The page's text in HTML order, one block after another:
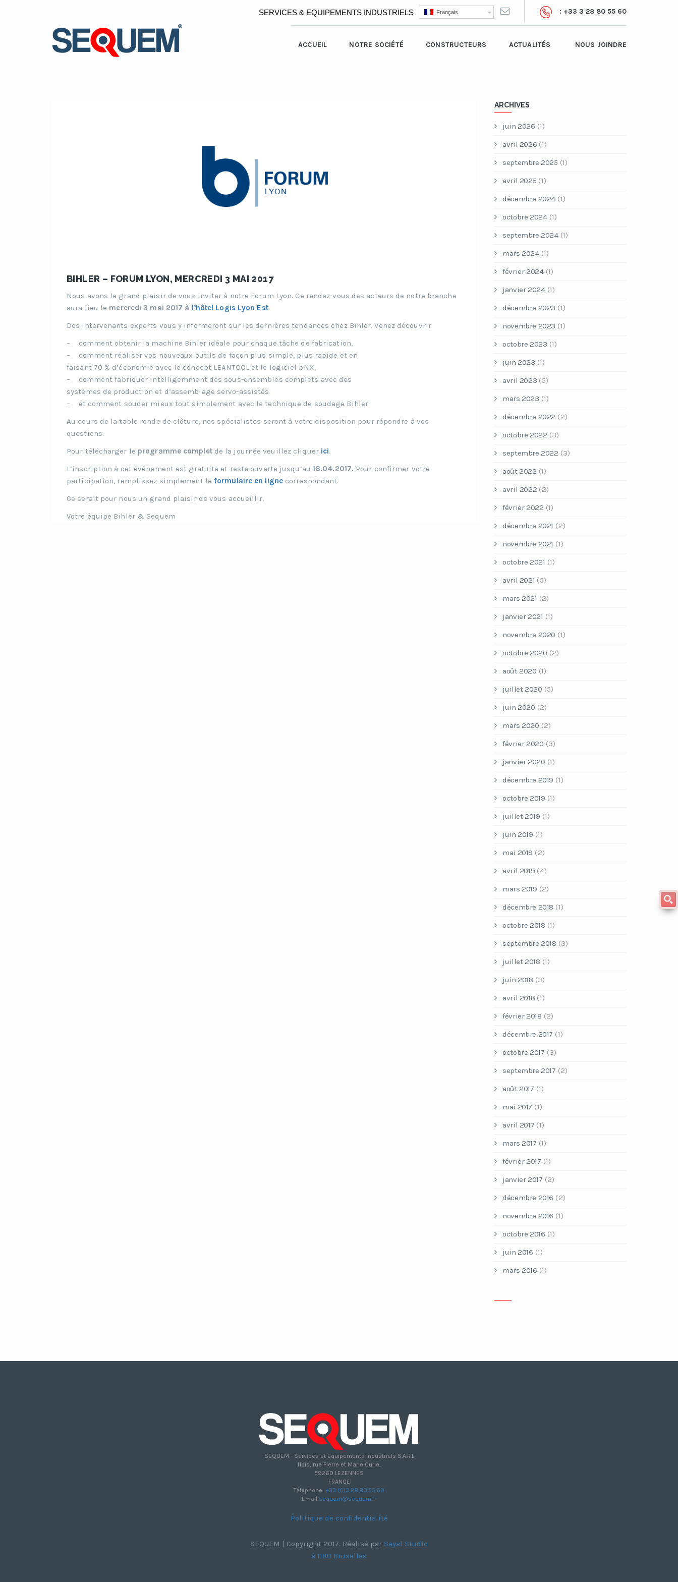
SERVICES & EQUIPEMENTS INDUSTRIELS Français : +33 3 28 80 55 60
ACCUEIL NOTRE SOCIÉTÉ CONSTRUCTEURS ACTUALITÉS NOUS JOINDRE
BIHLER – FORUM LYON, MERCREDI 3 MAI 2017
Nous avons le grand plaisir de vous inviter à notre Forum Lyon. Ce rendez-vous des acteurs de notre branche
aura lieu le mercredi 3 mai 2017 à l’hôtel Logis Lyon Est.
Des intervenants experts vous y informeront sur les dernières tendances chez Bihler. Venez découvrir
– comment obtenir la machine Bihler idéale pour chaque tâche de fabrication,
– comment réaliser vos nouveaux outils de façon plus simple, plus rapide et en
faisant 70 % d’économie avec le concept LEANTOOL et le logiciel bNX,
– comment fabriquer intelligemment des sous-ensembles complets avec des
systèmes de production et d’assemblage servo-assistés
– et comment souder mieux tout simplement avec la technique de soudage Bihler.
Au cours de la table ronde de clôture, nos spécialistes seront à votre disposition pour répondre à vos
questions.
Pour télécharger le programme completde la journée veuillez cliquer ici.
L’inscription à cet événement est gratuite et reste ouverte jusqu’au 18.04.2017. Pour confirmer votre
participation, remplissez simplement le formulaire en ligne correspondant.
Ce serait pour nous un grand plaisir de vous accueillir.
Votre équipe Bihler & Sequem
ARCHIVES
juin 2026 (1)
avril 2026 (1)
septembre 2025 (1)
avril 2025 (1)
décembre 2024(1)
octobre 2024(1)
septembre 2024(1)
mars 2024(1)
février 2024(1)
janvier 2024(1)
décembre 2023 (1)
novembre 2023 (1)
octobre 2023 (1)
juin 2023 (1)
avril 2023 (5)
mars 2023 (1)
décembre 2022 (2)
octobre 2022 (3)
septembre 2022 (3)
août 2022 (1)
avril 2022 (2)
février 2022 (1)
décembre 2021 (2)
novembre 2021 (1)
octobre 2021 (1)
avril 2021 (5)
mars 2021 (2)
janvier 2021 (1)
novembre 2020 (1)
octobre 2020 (2)
août 2020 (1)
juillet 2020 (5)
juin 2020 (2)
mars 2020 (2)
février 2020 (3)
janvier 2020 (1)
décembre 2019 (1)
octobre 2019 (1)
juillet 2019 (1)
juin 2019 (1)
mai 2019 (2)
avril 2019 (4)
mars 2019 (2)
décembre 2018 (1)
octobre 2018 (1)
septembre 2018 (3)
juillet 2018 (1)
juin 2018 (3)
avril 2018 (1)
février 2018 (2)
décembre 2017 (1)
octobre 2017 (3)
septembre 2017 (2)
août 2017 (1)
mai 2017 (1)
avril 2017 (1)
mars 2017 (1)
février 2017 (1)
janvier 2017 (2)
décembre 2016 (2)
novembre 2016 (1)
octobre 2016 (1)
juin 2016 (1)
mars 2016 (1)
SEQUEM - Services et Equipements Industriels S.A.R.L
11bis, rue Pierre et Marie Curie,
59260 LEZENNES
FRANCE
Téléphone: +33 (0)3 28.80.55.60
Email:sequem@sequem.fr
Politique de confidentialité
SEQUEM | Copyright 2017. Réalisé par Sayal Studio
à 1180 Bruxelles